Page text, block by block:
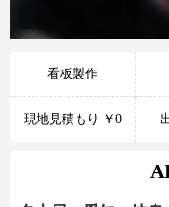
看板製作
現地見積もり ￥0